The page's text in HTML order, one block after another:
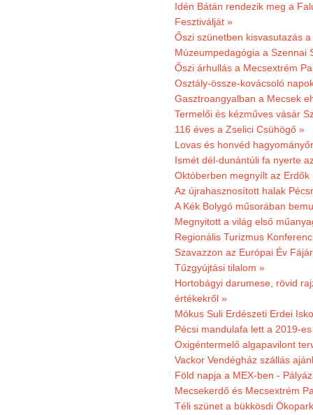
Idén Bátán rendezik meg a
Fesztiválját »
Őszi szünetben kisvasutazás
Múzeumpedagógia a Szennai
Őszi árhullás a Mecsextrém
Osztály-össze-kovácsoló
Gasztroangyalban a Mecsek
Termelői és kézműves vásár
116 éves a Zselici Csühögő »
Lovas és honvéd
Ismét dél-dunántúli fa nyerte
Októberben megnyílt az
Az újrahasznosított halak
A Kék Bolygó műsorában
Megnyitott a világ első
Regionális Turizmus
Szavazzon az Európai Év
Tűzgyújtási tilalom »
Hortobágyi darumese, rövid
értékekről »
Mókus Suli Erdészeti Erdei
Pécsi mandulafa lett a 2019-
Oxigéntermelő algapavilont
Vackor Vendégház szállás
Föld napja a MEX-ben -
Mecsekerdő és Mecsextrém
Téli szünet a bükkösdi